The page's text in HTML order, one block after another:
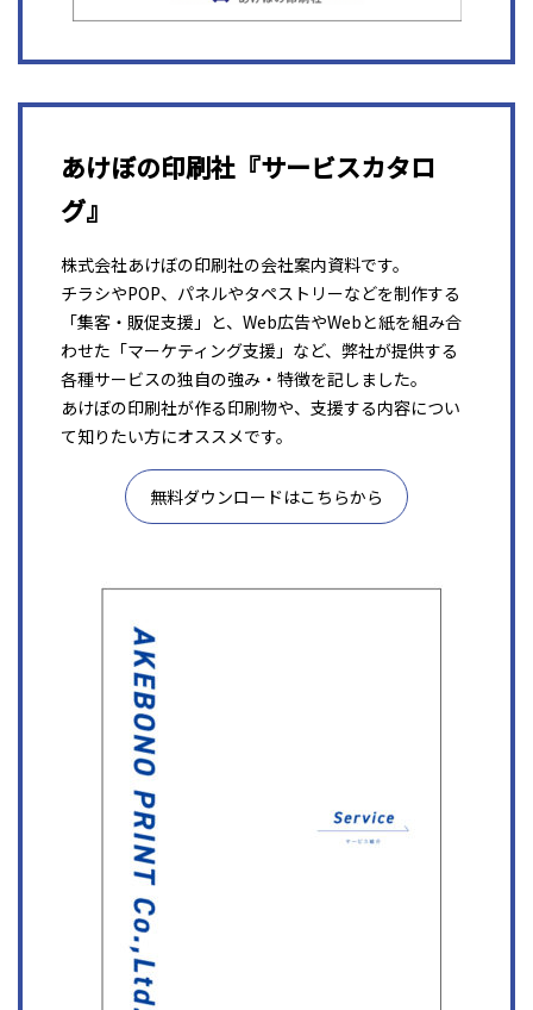
あけぼの印刷社『サービスカタロ
グ』
株式会社あけぼの印刷社の会社案内資料です。
チラシやPOP、パネルやタペストリーなどを制作する
「集客・販促支援」と、Web広告やWebと紙を組み合
わせた「マーケティング支援」など、弊社が提供する
各種サービスの独自の強み・特徴を記しました。
あけぼの印刷社が作る印刷物や、支援する内容につい
て知りたい方にオススメです。
無料ダウンロードはこちらから